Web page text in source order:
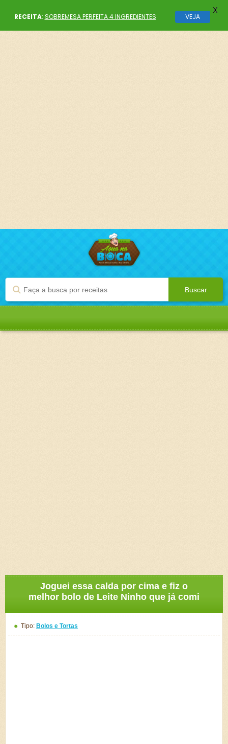
Joguei essa calda por cima e fiz o
melhor bolo de Leite Ninho que já comi
Tipo: Bolos e Tortas
RECEITA: SOBREMESA PERFEITA 4 INGREDIENTES VEJA
X